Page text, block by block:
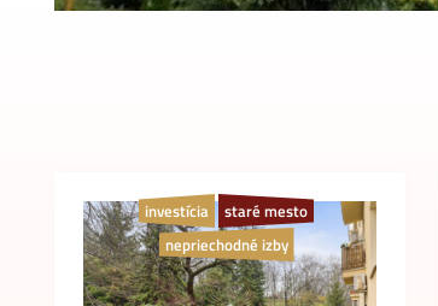
investícia
staré mesto
nepriechodné izby